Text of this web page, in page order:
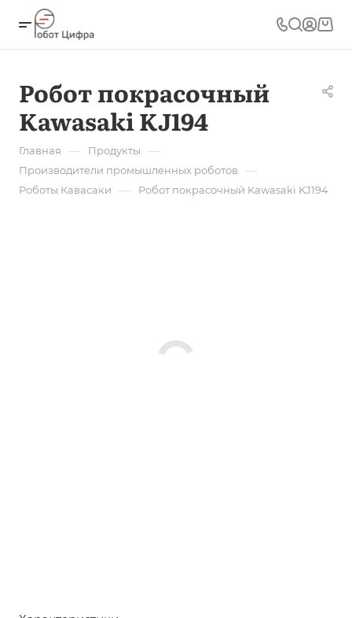
Робот покрасочный
Kawasaki KJ194
Главная — Продукты —
Производители промышленных роботов —
Роботы Кавасаки — Робот покрасочный Kawasaki KJ194